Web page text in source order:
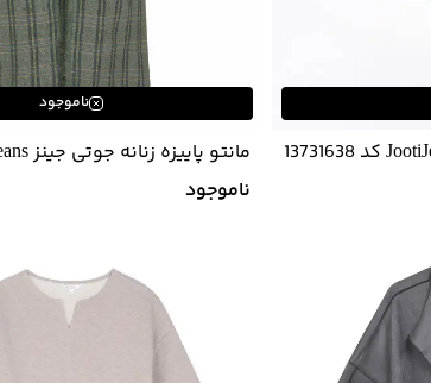
ناموجود
مانتو پاییزه زنانه جوتی جینز Jootijeans
ناموجود